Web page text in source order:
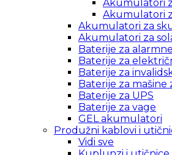
Akumulatori
Akumulatori
Akumulatori za
Akumulatori za
Baterije za
Baterije za
Baterije za
Baterije za mašine
Baterije za UPS
Baterije za vage
GEL akumulatori
Produžni kablovi i
Vidi sve